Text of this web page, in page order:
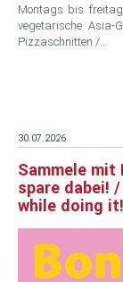
Montags bis
vegetarische Asia-
Pizzaschnitten /…
30.07.2026
Sammele mit
spare dabei!
while doing it!